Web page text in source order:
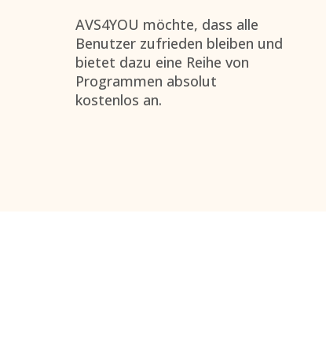
AVS4YOU möchte, dass alle
Benutzer zufrieden bleiben und
bietet dazu eine Reihe von
Programmen absolut
kostenlos an.